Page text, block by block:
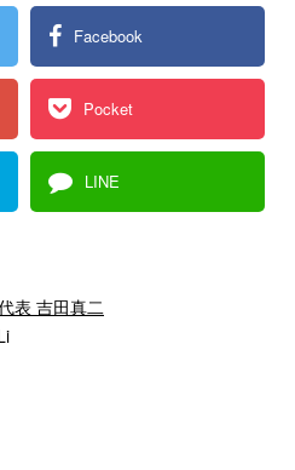
Facebook
Pocket
LINE
表 吉田真二